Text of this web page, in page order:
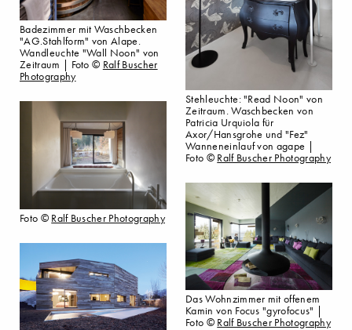
Badezimmer mit Waschbecken
"AG.Stahlform" von Alape.
Wandleuchte "Wall Noon" von
Zeitraum | Foto © Ralf Buscher
Photography
Foto © Ralf Buscher Photography
Stehleuchte: "Read Noon" von
Zeitraum. Waschbecken von
Patricia Urquiola für
Axor/Hansgrohe und "Fez"
Wanneneinlauf von agape |
Foto © Ralf Buscher Photography
Das Wohnzimmer mit offenem
Kamin von Focus "gyrofocus" |
Foto © Ralf Buscher Photography